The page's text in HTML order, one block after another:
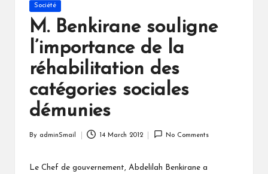
Posted
in
Société
M. Benkirane souligne
l’importance de la
réhabilitation des
catégories sociales
démunies
By adminSmail 14 March 2012 No Comments
Le Chef de gouvernement, Abdelilah Benkirane a